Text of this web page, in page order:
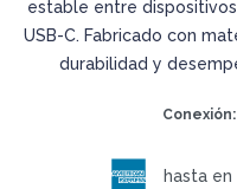
estable entre
USB-C. Fabricado con
durabilidad y
Conexión
hasta en